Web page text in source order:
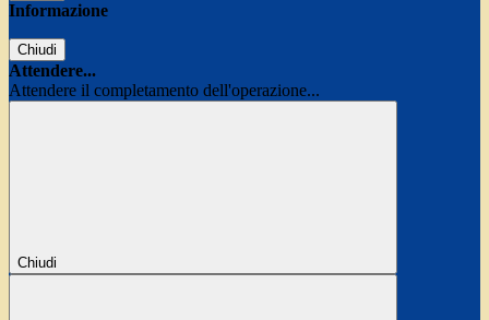
Informazione
Chiudi
Attendere...
Attendere il completamento dell'operazione...
Chiudi